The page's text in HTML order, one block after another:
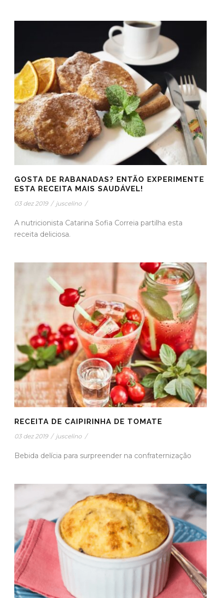
GOSTA DE RABANADAS? ENTÃO EXPERIMENTE
ESTA RECEITA MAIS SAUDÁVEL!
03 dez 2019 / juscelino /
A nutricionista Catarina Sofia Correia partilha esta
receita deliciosa.
RECEITA DE CAIPIRINHA DE TOMATE
03 dez 2019 / juscelino /
Bebida delícia para surpreender na confraternização